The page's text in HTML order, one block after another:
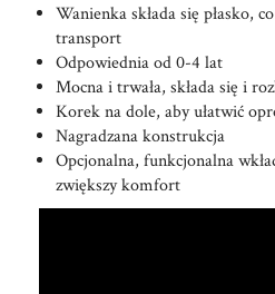
Wanienka składa się płasko,
transport
Odpowiednia od 0-4 lat
Mocna i trwała, składa się i
Korek na dole, aby ułatwić
Nagradzana konstrukcja
Opcjonalna, funkcjonalna
zwiększy komfort